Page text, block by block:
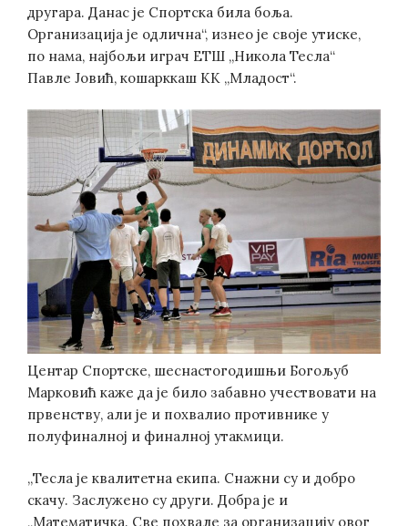
другара. Данас је Спортска била боља.
Организација је одлична“, изнео је своје утиске,
по нама, најбољи играч ЕТШ „Никола Тесла“
Павле Јовић, кошарккаш КК „Младост“.
Центар Спортске, шеснастогодишњи Богољуб
Марковић каже да је било забавно учествовати на
првенству, али је и похвалио противнике у
полуфиналној и финалној утакмици.
„Тесла је квалитетна екипа. Снажни су и добро
скачу. Заслужено су други. Добра је и
„Математичка. Све похвале за организацију овог